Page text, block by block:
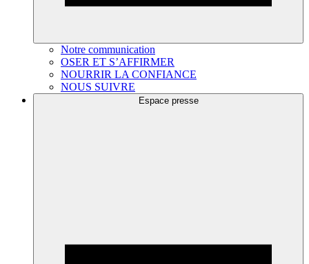
Notre communication
OSER ET S’AFFIRMER
NOURRIR LA CONFIANCE
NOUS SUIVRE
Espace presse